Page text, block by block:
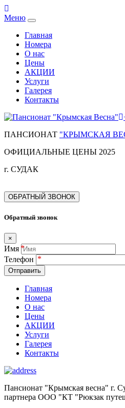
Меню
Главная
Номера
О нас
Цены
АКЦИИ
Услуги
Галерея
Контакты
ПАНСИОНАТ "КРЫМСКАЯ
ОФИЦИАЛЬНЫЕ ЦЕНЫ 2025
г. СУДАК
ОБРАТНЫЙ ЗВОНОК
Обратный звонок
×
Имя
Телефон
Отправить
Главная
Номера
О нас
Цены
АКЦИИ
Услуги
Галерея
Контакты
Пансионат "Крымская весна" г.
партнера ООО "КТ "Рюкзак